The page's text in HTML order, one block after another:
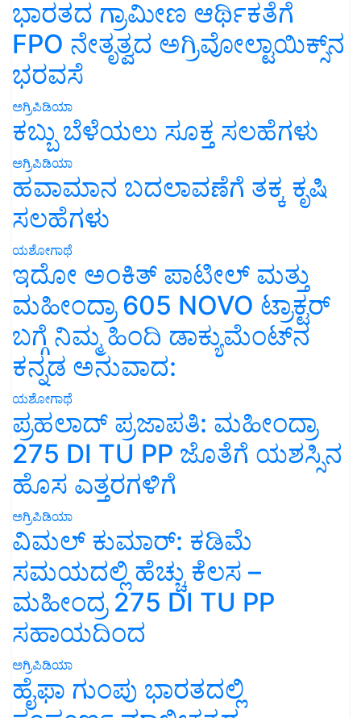
ಭಾರತದ ಗ್ರಾಮೀಣ ಆರ್ಥಿಕತೆಗೆ
FPO ನೇತೃತ್ವದ ಅಗ್ರಿವೋಲ್ಟಾಯಿಕ್ಸ್‌ನ
ಭರವಸೆ
ಅಗ್ರಿಪಿಡಿಯಾ
ಕಬ್ಬು ಬೆಳೆಯಲು ಸೂಕ್ತ ಸಲಹೆಗಳು
ಅಗ್ರಿಪಿಡಿಯಾ
ಹವಾಮಾನ ಬದಲಾವಣೆಗೆ ತಕ್ಕ ಕೃಷಿ
ಸಲಹೆಗಳು
ಯಶೋಗಾಥೆ
ಇದೋ ಅಂಕಿತ್ ಪಾಟೀಲ್ ಮತ್ತು
ಮಹೀಂದ್ರಾ 605 NOVO ಟ್ರಾಕ್ಟರ್
ಬಗ್ಗೆ ನಿಮ್ಮ ಹಿಂದಿ ಡಾಕ್ಯುಮೆಂಟ್‌ನ
ಕನ್ನಡ ಅನುವಾದ:
ಯಶೋಗಾಥೆ
ಪ್ರಹಲಾದ್ ಪ್ರಜಾಪತಿ: ಮಹೀಂದ್ರಾ
275 DI TU PP ಜೊತೆಗೆ ಯಶಸ್ಸಿನ
ಹೊಸ ಎತ್ತರಗಳಿಗೆ
ಅಗ್ರಿಪಿಡಿಯಾ
ವಿಮಲ್ ಕುಮಾರ್: ಕಡಿಮೆ
ಸಮಯದಲ್ಲಿ ಹೆಚ್ಚು ಕೆಲಸ –
ಮಹೀಂದ್ರ 275 DI TU PP
ಸಹಾಯದಿಂದ
ಅಗ್ರಿಪಿಡಿಯಾ
ಹೈಫಾ ಗುಂಪು ಭಾರತದಲ್ಲಿ